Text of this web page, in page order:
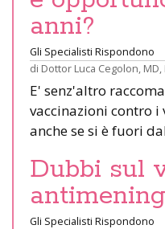
anni?
Gli Specialisti Rispondono
di Dottor Luca Cegolon, MD,
E' senz'altro
vaccinazioni contro
anche se si è fuori
Dubbi sul
Gli Specialisti Rispondono